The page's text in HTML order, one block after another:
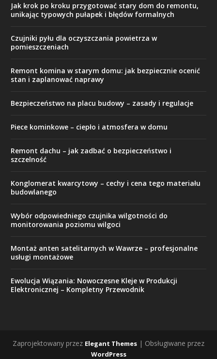
Jak krok po kroku przygotować stary dom do remontu,
unikając typowych pułapek i błędów formalnych
Czujniki pyłu dla oczyszczania powietrza w
pomieszczeniach
Remont komina w starym domu: jak bezpiecznie ocenić
stan i zaplanować naprawy
Bezpieczeństwo na placu budowy – zasady i regulacje
Piece kominkowe – ciepło i atmosfera w domu
Remont dachu – jak zadbać o bezpieczeństwo i
szczelność
Konglomerat kwarcytowy – cechy i cena tego materiału
budowlanego
Wybór odpowiedniego czujnika wilgotności do
monitorowania poziomu wilgoci
Montaż anten satelitarnych w Wawrze – profesjonalne
usługi montażowe
Ewolucja Wiązania: Nowoczesne Kleje w Produkcji
Elektronicznej – Kompletny Przewodnik
Zaprojektowany przez Elegant Themes | Obsługiwane przez
WordPress